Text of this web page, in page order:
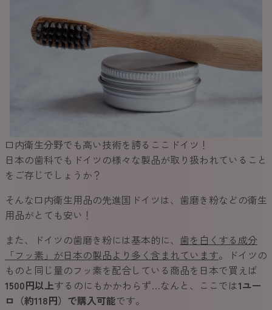
口内衛生分野でも高い技術を誇るここドイツ！
日本の歯科でもドイツの様々な製品が取り扱われていること
をご存じでしょうか？
そんな口内衛生用品の先進国ドイツは、歯磨き粉などの衛生
用品がとても安い！
また、ドイツの歯磨き粉には基本的に、 歯を白くする成分
「フッ素」が日本の製品より多く含まれています。ドイツの
ものと同じ量のフッ素を配合している商品を日本で買えば
1500円以上するのにもかかわらず…なんと、ここでは1ユー
ロ（約118円）で購入可能です。